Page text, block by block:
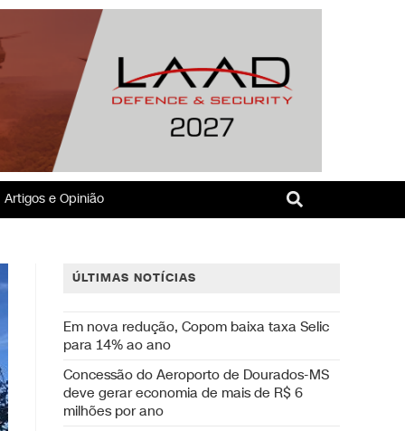
Artigos e Opinião
ÚLTIMAS NOTÍCIAS
Em nova redução, Copom baixa taxa Selic
para 14% ao ano
Concessão do Aeroporto de Dourados-MS
deve gerar economia de mais de R$ 6
milhões por ano